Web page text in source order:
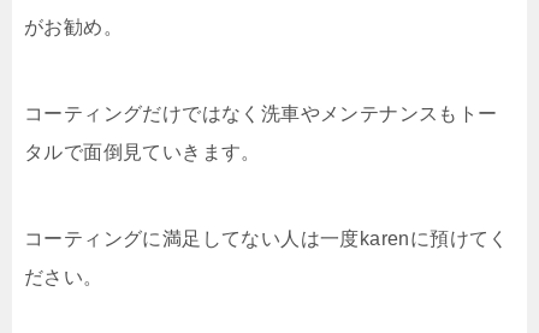
がお勧め。
コーティングだけではなく洗車やメンテナンスもトー
タルで面倒見ていきます。
コーティングに満足してない人は一度karenに預けてく
ださい。